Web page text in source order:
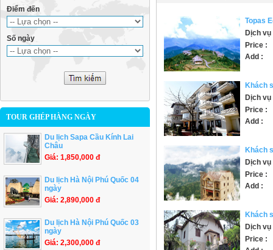
Điểm đến
Số ngày
TOUR GHÉP HÀNG NGÀY
Du lịch Sapa Cầu Kính Lai
Châu
Giá: 1,850,000 đ
Du lịch Hà Nội Phú Quốc 04
ngày
Giá: 2,890,000 đ
Du lịch Hà Nội Phú Quốc 03
ngày
Giá: 2,300,000 đ
Topas
Dịch vụ
Price :
Add :
Khách
Dịch vụ
Price :
Add :
Khách
Dịch vụ
Price :
Add :
Khách
Dịch vụ
Price :